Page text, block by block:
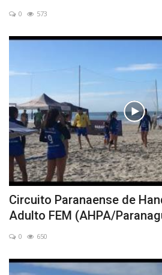
0 573
Circuito Paranaense de
Adulto FEM (AHPA/
0 650